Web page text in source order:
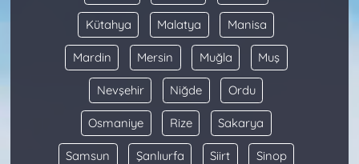
Kütahya Malatya Manisa
Mardin Mersin Muğla Muş
Nevşehir Niğde Ordu
Osmaniye Rize Sakarya
Samsun Şanlıurfa Siirt Sinop